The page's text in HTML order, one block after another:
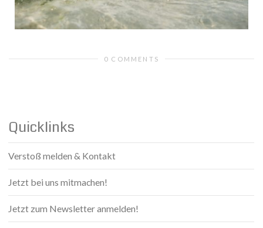
0 COMMENTS
Quicklinks
Verstoß melden & Kontakt
Jetzt bei uns mitmachen!
Jetzt zum Newsletter anmelden!